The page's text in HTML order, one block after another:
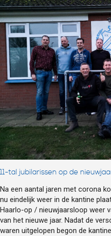
11-tal jubilarissen op de
Na een aantal jaren met corona
nu eindelijk weer in de kantine
Haarlo-op / nieuwjaarsloop weer
van het nieuwe jaar. Nadat de
waren uitgelopen begon de